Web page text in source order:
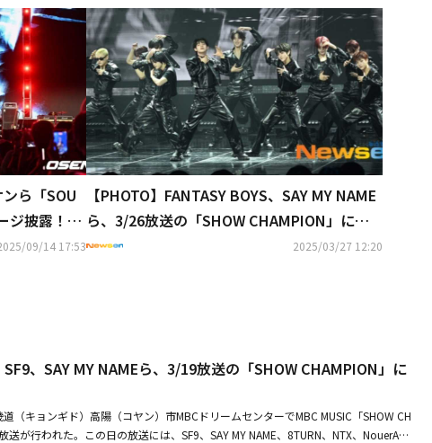
ら「SOU
ジ披露！日
09/14 17:53
【PHOTO】FANTASY BOYS、SAY MY NAME
ら、3/26放送の「SHOW CHAMPION」に出
演
2025/03/27 12:20
SF9、SAY MY NAMEら、3/19放送の「SHOW CHAMPION」に
（キョンギド）高陽（コヤン）市MBCドリームセンターでMBC MUSIC「SHOW CH
送が行われた。この日の放送には、SF9、SAY MY NAME、8TURN、NTX、NouerA、